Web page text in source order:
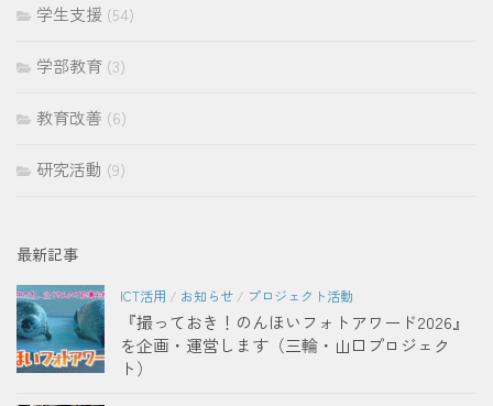
学生支援 (54)
学部教育 (3)
教育改善 (6)
研究活動 (9)
最新記事
ICT活用 / お知らせ / プロジェクト活動
『撮っておき！のんほいフォトアワード2026』
を企画・運営します（三輪・山口プロジェク
ト）